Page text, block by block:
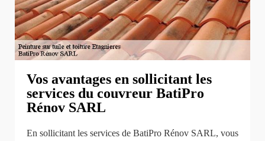
Vos avantages en sollicitant les
services du couvreur BatiPro
Rénov SARL
En sollicitant les services de BatiPro Rénov SARL, vous